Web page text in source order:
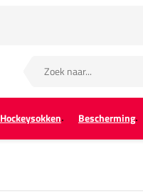
Hockeysokken Bescherming